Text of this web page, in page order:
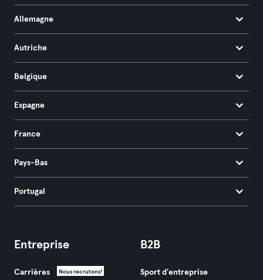
Allemagne
Autriche
Belgique
Espagne
France
Pays-Bas
Portugal
Entreprise
Carrières Nous recrutons!
B2B
Sport d'entreprise